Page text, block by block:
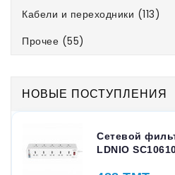
Кабели и переходники (113)
Прочее (55)
НОВЫЕ ПОСТУПЛЕНИЯ
Сетевой
LDNIO